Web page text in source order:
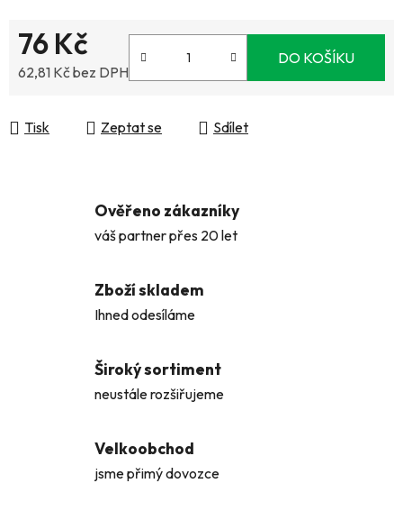
76 Kč
62,81 Kč bez DPH
DO KOŠÍKU
Tisk Zeptat se Sdílet
Ověřeno zákazníky
váš partner přes 20 let
Zboží skladem
Ihned odesíláme
Široký sortiment
neustále rozšiřujeme
Velkoobchod
jsme přimý dovozce